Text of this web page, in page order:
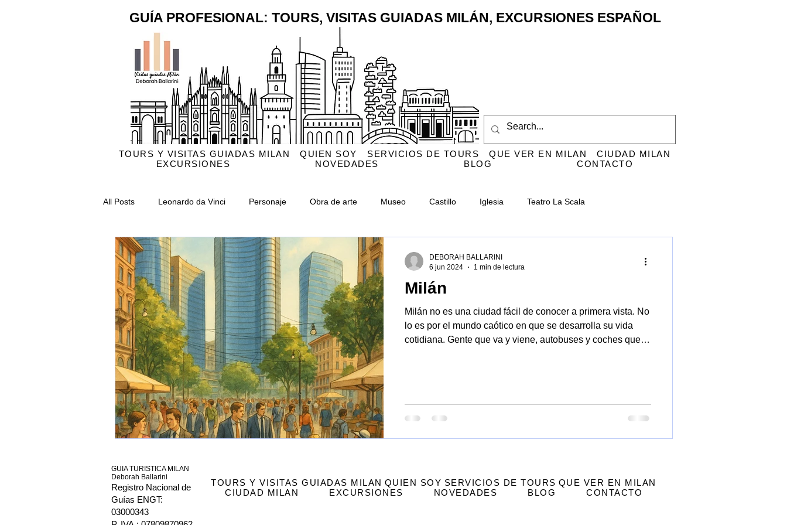
GUÍA PROFESIONAL: TOURS, VISITAS GUIADAS MILÁN, EXCURSIONES ESPAÑOL
TOURS Y VISITAS GUIADAS MILAN QUIEN SOY SERVICIOS DE TOURS QUE VER EN MILAN
CIUDAD MILAN
EXCURSIONES
NOVEDADES BLOG CONTACTO
All Posts Leonardo da Vinci Personaje Obra de arte Museo Castillo Iglesia Teatro La Scala
Catedral de Milán Crónica Monumento CityLife
Estación de trenes Código Atlántico Ciencia Arquitectura Milán Cortina
Universidad Milán
Milán
Milán no es una ciudad fácil de conocer a primera vista. No
lo es por el mundo caótico en que se desarrolla su vida
cotidiana. Gente que va y viene, autobuses y coches que
DEBORAH BALLARINI
6 jun 2024
1 min de lectura
GUIA TURISTICA MILAN
Deborah Ballarini
Registro Nacional de
Guías ENGT:
03000343
TOURS Y VISITAS GUIADAS MILAN QUIEN SOY SERVICIOS DE TOURS QUE VER EN MILAN
CIUDAD MILAN
EXCURSIONES NOVEDADES BLOG CONTACTO